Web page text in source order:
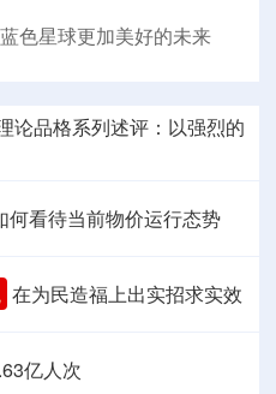
色星球更加美好的未来
论品格系列述评：以强烈的
何看待当前物价运行态势
在为民造福上出实招求实效
亿人次